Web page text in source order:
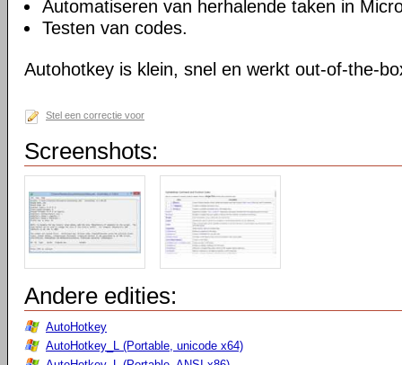
Automatiseren van herhalende taken in
Testen van codes.
Autohotkey is klein, snel en werkt out-of-the-
Stel een correctie voor
Screenshots:
Andere edities:
AutoHotkey
AutoHotkey_L (Portable, unicode x64)